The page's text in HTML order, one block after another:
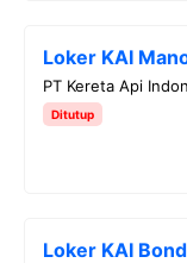
Loker KAI
PT Kereta Api
Ditutup
Loker KAI